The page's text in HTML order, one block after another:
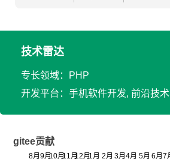
技术雷达
专长领域：PHP
开发平台：手机软件开发, 前沿技术
gitee贡献